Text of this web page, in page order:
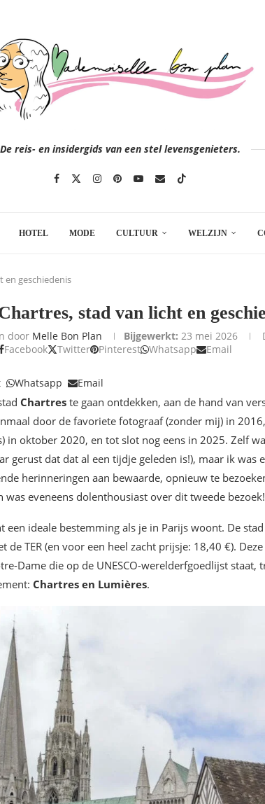
De reis- en insidergids van een stel levensgenieters.
HOTEL MODE CULTUUR WELZIJN
en geschiedenis
stad van licht en
door Melle Bon Plan Bijgewerkt: 23 mei 2026
Facebook
Twitter Pinterest Whatsapp Email
Whatsapp Email
Chartres te gaan ontdekken, aan de hand van
door de favoriete fotograaf (zonder mij) in
in oktober 2020, en tot slot nog eens in 2025. Zelf
gerust dat dat al een tijdje geleden is!), maar ik was
herinneringen aan bewaarde, opnieuw te
eveneens dolenthousiast over dit tweede bezoek!
een ideale bestemming als je in Parijs woont. De
de TER (en voor een heel zacht prijsje: 18,40 €).
Dame die op de UNESCO-werelderfgoedlijst staat,
Chartres en Lumières.